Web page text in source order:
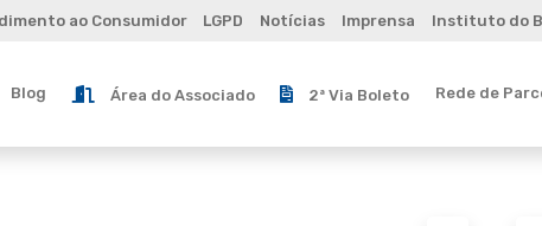
ao Consumidor LGPD Notícias Imprensa Instituto do
Blog Área do Associado 2ª Via Boleto Rede de